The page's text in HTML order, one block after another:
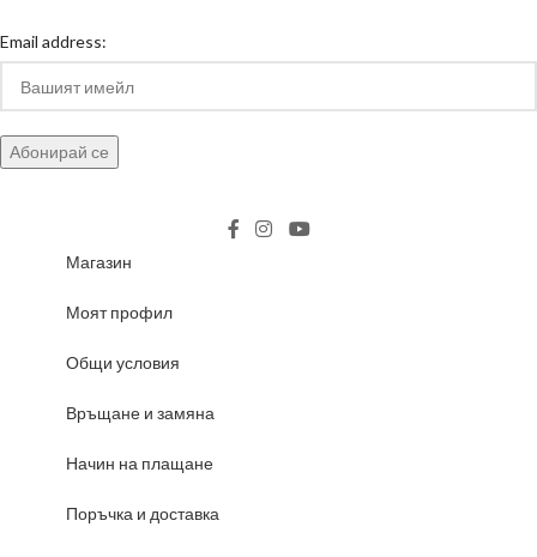
Email address:
Магазин
Моят профил
Общи условия
Връщане и замяна
Начин на плащане
Поръчка и доставка